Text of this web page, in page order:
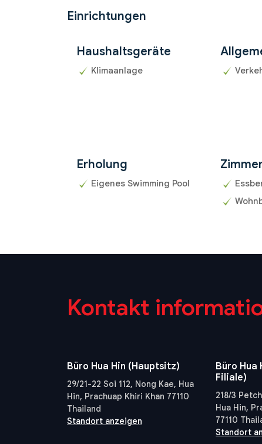
Einrichtungen
Haushaltsgeräte
Klimaanlage
Erholung
Eigenes Swimming Pool
Kontakt
Büro Hua Hin (Hauptsitz)
29/21-22 Soi 112, Nong Kae, Hua
Hin, Prachuap Khiri Khan 77110
Thailand
Standort anzeigen
Büro Hua
Filiale)
218/3
Hua Hin,
77110
Standort